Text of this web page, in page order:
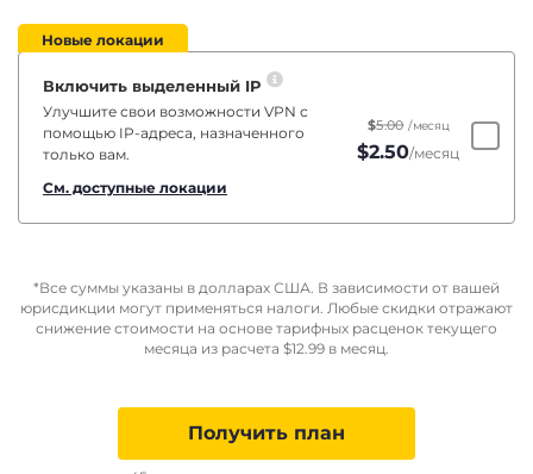
Новые локации
Включить выделенный IP
Улучшите свои возможности VPN с
помощью IP-адреса, назначенного
только вам.
См. доступные локации
$5.00 /месяц
$2.50/месяц
*Все суммы указаны в долларах США. В зависимости от вашей
юрисдикции могут применяться налоги. Любые скидки отражают
снижение стоимости на основе тарифных расценок текущего
месяца из расчета $12.99 в месяц.
Получить план